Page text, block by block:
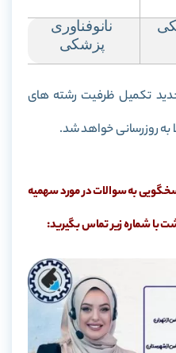
نانوفناوری
پزشکی
تکمیل ظرفیت رشته های
به روزرسانی خواهد شد.
به سوالات در مورد سهمیه
با شماره زیر تماس بگیرید: